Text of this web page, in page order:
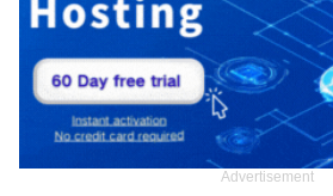
Advertisement